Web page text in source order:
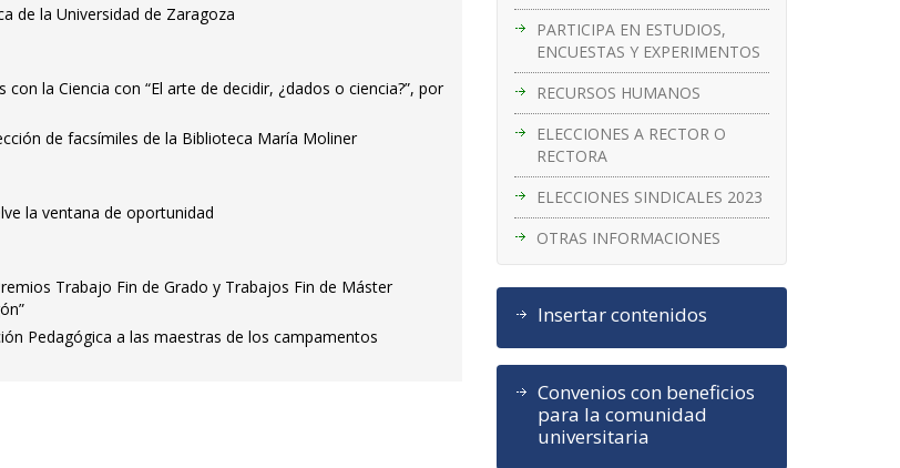
PARTICIPA EN ESTUDIOS,
ENCUESTAS Y EXPERIMENTOS
RECURSOS HUMANOS
ELECCIONES A RECTOR O
RECTORA
ELECCIONES SINDICALES 2023
OTRAS INFORMACIONES
Insertar contenidos
Convenios con beneficios
para la comunidad
universitaria
de la Universidad de Zaragoza
la Ciencia con “El arte de decidir, ¿dados o ciencia?”, por
de facsímiles de la Biblioteca María Moliner
la ventana de oportunidad
Trabajo Fin de Grado y Trabajos Fin de Máster
Pedagógica a las maestras de los campamentos